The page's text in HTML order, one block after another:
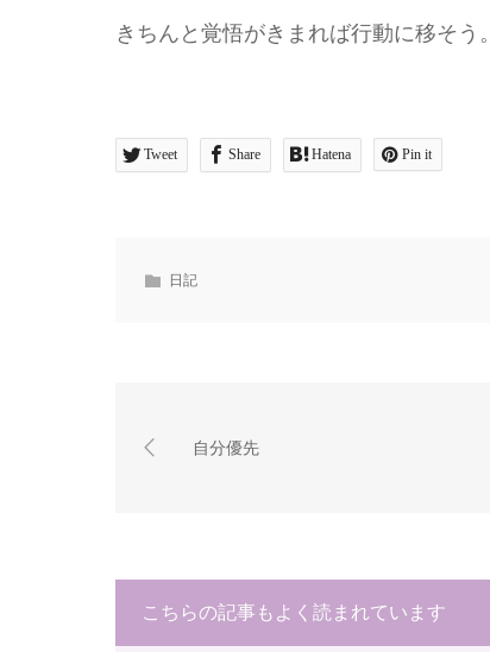
きちんと覚悟がきまれば行動に移そう。
Tweet Share Hatena Pin it
日記
自分優先
こちらの記事もよく読まれています